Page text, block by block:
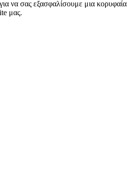
να σας εξασφαλίσουμε μια κορυφαία
μας.